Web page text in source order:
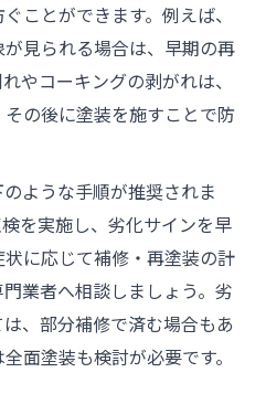
ことができます。例えば、
見られる場合は、早期の再
やコーキングの剥がれは、
の後に塗装を施すことで防
ような手順が推奨されま
を実施し、劣化サインを早
に応じて補修・再塗装の計
業者へ相談しましょう。劣
、部分補修で済む場合もあ
面塗装も検討が必要です。